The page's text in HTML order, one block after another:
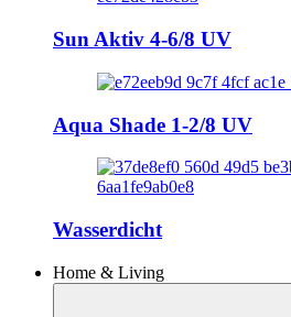
Sun Aktiv 4-6/8 UV
Aqua Shade 1-2/8 UV
Wasserdicht
Home & Living